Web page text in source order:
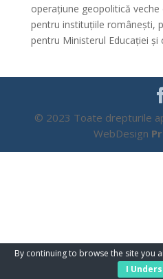
operațiune geopolitică
pentru instituțiile românești,
pentru Ministerul Educației și
© 2023 Toate drepturile
WebDesign
By continuing to browse the site you
I